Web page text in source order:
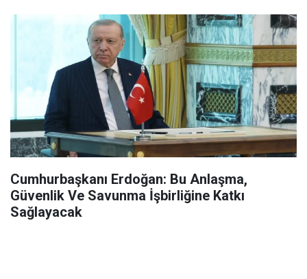
Cumhurbaşkanı Erdoğan: Bu Anlaşma,
Güvenlik Ve Savunma İşbirliğine Katkı
Sağlayacak